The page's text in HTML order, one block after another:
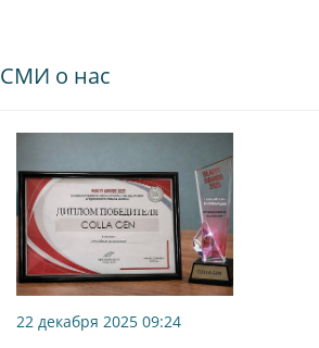
СМИ о нас
22 декабря 2025 09:24